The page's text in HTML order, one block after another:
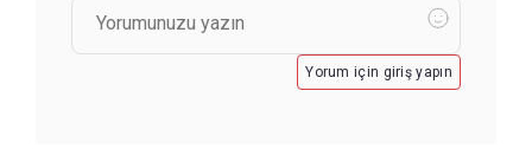
Yorum için giriş yapın